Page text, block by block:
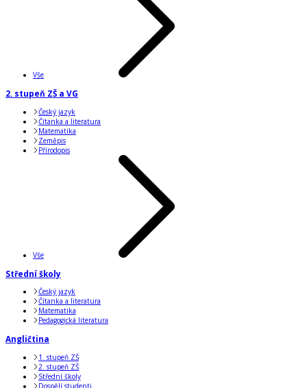
Vše
2. stupeň ZŠ a VG
Český jazyk
Čítanka a literatura
Matematika
Zeměpis
Přírodopis
Vše
Střední školy
Český jazyk
Čítanka a literatura
Matematika
Pedagogická literatura
Angličtina
1. stupeň ZŠ
2. stupeň ZŠ
Střední školy
Dospělí studenti